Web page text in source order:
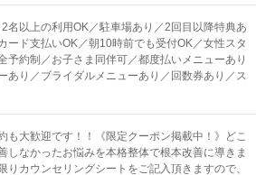
名以上の利用OK／駐車場あり／2回目以降特典あ
ード支払いOK／朝10時前でも受付OK／女性スタ
予約制／お子さま同伴可／都度払いメニューあり
あり／ブライダルメニューあり／回数券あり／ス
も大歓迎です！！《限定クーポン掲載中！》どこ
しなかったお悩みを本格整体で根本改善に導きま
カウンセリングシートをご記入頂きますので、